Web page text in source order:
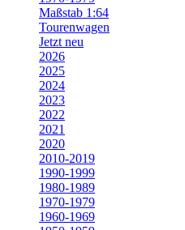
Maßstab 1:64
Tourenwagen
Jetzt neu
2026
2025
2024
2023
2022
2021
2020
2010-2019
1990-1999
1980-1989
1970-1979
1960-1969